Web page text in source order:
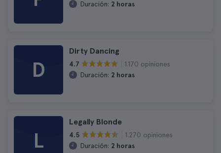
Duración: 2 horas
D
Dirty Dancing
4.7
1.170 opiniones
Duración: 2 horas
L
Legally Blonde
4.5
1.270 opiniones
Duración: 2 horas